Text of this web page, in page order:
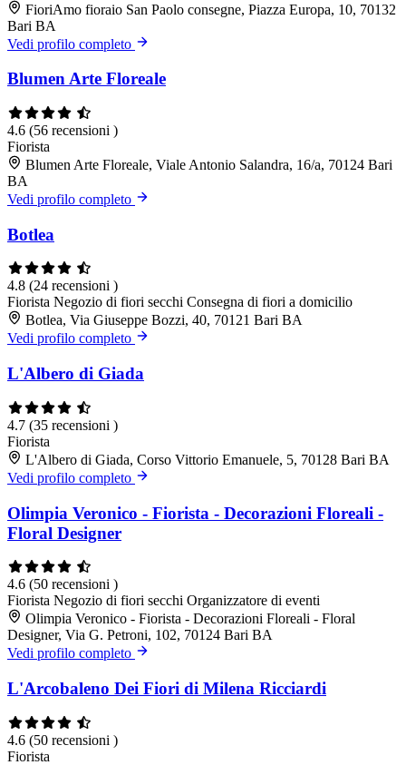
FioriAmo fioraio San Paolo consegne, Piazza Europa, 10, 70132
Bari BA
Vedi profilo completo
Blumen Arte Floreale
4.6 (56 recensioni )
Fiorista
Blumen Arte Floreale, Viale Antonio Salandra, 16/a, 70124 Bari
BA
Vedi profilo completo
Botlea
4.8 (24 recensioni )
Fiorista Negozio di fiori secchi Consegna di fiori a domicilio
Botlea, Via Giuseppe Bozzi, 40, 70121 Bari BA
Vedi profilo completo
L'Albero di Giada
4.7 (35 recensioni )
Fiorista
L'Albero di Giada, Corso Vittorio Emanuele, 5, 70128 Bari BA
Vedi profilo completo
Olimpia Veronico - Fiorista - Decorazioni Floreali -
Floral Designer
4.6 (50 recensioni )
Fiorista Negozio di fiori secchi Organizzatore di eventi
Olimpia Veronico - Fiorista - Decorazioni Floreali - Floral
Designer, Via G. Petroni, 102, 70124 Bari BA
Vedi profilo completo
L'Arcobaleno Dei Fiori di Milena Ricciardi
4.6 (50 recensioni )
Fiorista